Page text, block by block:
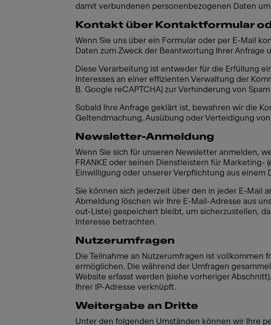
damit verbundenen personenbezogenen Daten
Kontakt über Kontaktformular
Wenn Sie uns über ein Formular oder per E-Mail
Daten zum Zweck der Beantwortung Ihrer
Diese Verarbeitung ist entweder für die Erfüllung
Interesses an einer effizienten Verwaltung der
B. Google reCAPTCHA) zur Verhinderung von
Sobald Ihre Anfrage geklärt ist, bewahren wir die
Geltendmachung, Ausübung oder Verteidigung
Newsletter-Anmeldung
Wenn Sie sich für unseren Newsletter anmelden,
FRANKE oder seinen Dienstleistern für Marketing-
Einwilligung oder unserer Verpflichtung aus einem
Sie können sich jederzeit über den in jeder E-Mail
Abmeldung löschen wir Ihre E-Mail-Adresse aus
out-Liste) gespeichert bleibt, um sicherzustellen,
Interesse betrachten.
Nutzerumfragen
Die Teilnahme an Nutzerumfragen ist vollkommen
ermöglichen. Die während der Umfragen
Website erfasst werden (siehe vorheriger
Ihrer IP-Adresse verknüpft.
Weitergabe an Dritte
Unter den folgenden Umständen können wir Ihre